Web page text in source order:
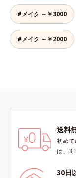
で、塗るとくすみがさ
肌が自然とトーンアッ
とした美しい仕上がり
SPF28・PA+++で、ニキ
線ダメージからもしっか
#メイク ～￥3000
#メイク ～￥2000
送料
初め
は、
30日